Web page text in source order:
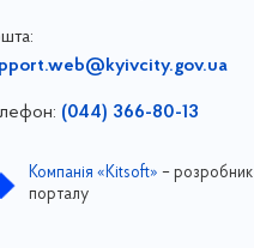
(044) 366-80-13
Компанія «Kitsoft» – розробник
порталу